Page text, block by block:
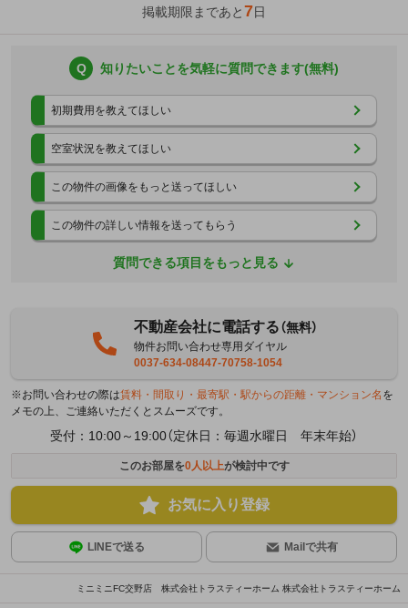
掲載期限まであと7日
Q 知りたいことを気軽に質問できます(無料)
初期費用を教えてほしい
空室状況を教えてほしい
この物件の画像をもっと送ってほしい
この物件の詳しい情報を送ってもらう
質問できる項目をもっと見る
不動産会社に電話する（無料）
物件お問い合わせ専用ダイヤル
0037-634-08447-70758-1054
※お問い合わせの際は賃料・間取り・最寄駅・駅からの距離・マンション名 を
メモの上、ご連絡いただくとスムーズです。
受付：10:00～19:00（定休日：毎週水曜日 年末年始）
このお部屋を0人以上が検討中です
お気に入り登録
LINEで送る Mailで共有
ミニミニFC交野店 株式会社トラスティーホーム 株式会社トラスティーホーム